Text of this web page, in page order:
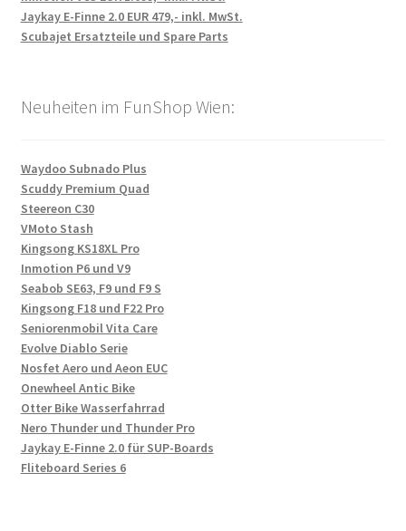
Jaykay E-Finne 2.0 EUR 479,- inkl. MwSt.
Scubajet Ersatzteile und Spare Parts
Neuheiten im FunShop Wien:
Waydoo Subnado Plus
Scuddy Premium Quad
Steereon C30
VMoto Stash
Kingsong KS18XL Pro
Inmotion P6 und V9
Seabob SE63, F9 und F9 S
Kingsong F18 und F22 Pro
Seniorenmobil Vita Care
Evolve Diablo Serie
Nosfet Aero und Aeon EUC
Onewheel Antic Bike
Otter Bike Wasserfahrrad
Nero Thunder und Thunder Pro
Jaykay E-Finne 2.0 für SUP-Boards
Fliteboard Series 6